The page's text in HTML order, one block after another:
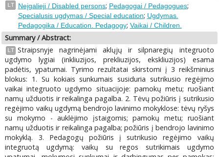
LT Neįgalieji / Disabled persons; Pedagogai / Pedagogues;
Specialusis ugdymas / Special education; Ugdymas.
Pedagogika / Education. Pedagogy; Vaikai / Children.
Summary / Abstract:
LT Straipsnyje nagrinėjami aklųjų ir silpnaregių integruoto
ugdymo lygiai (inkliuzijos, prekliuzijos, ekskliuzijos) esama
padėtis, ypatumai. Tyrimo rezultatai skirstomi į 3 reikšminius
blokus: 1. Su kokiais sunkumais susiduria sutrikusio regėjimo
vaikai integruoto ugdymo situacijoje: pamokų metu; ruošiant
namų užduotis ir reikalinga pagalba. 2. Tėvų požiūris į sutrikusio
regėjimo vaikų ugdymą bendrojo lavinimo mokyklose: tėvų ryšys
su mokymo - auklėjimo įstaigomis; pamokų metu; ruošiant
namų užduotis ir reikalinga pagalba; požiūris į bendrojo lavinimo
mokyklą. 3. Pedagogų požiūris į sutrikusio regėjimo vaikų
integruotą ugdymą: vaikų su regos sutrikimais ugdymo